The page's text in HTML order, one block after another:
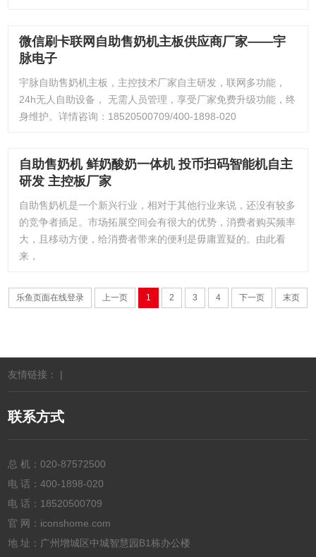
微信刷卡联网自助售奶机主板供应商厂家——宇
脉电子
宇脉自助售奶机主板，主控技术厂家自主研发，联网多功能，
24h无人自助设备， 无需人员管理，享受厂家免费升级功能，终
身维护。详情咨询：18520500709/400-1898-020
自助售奶机 鲜奶酸奶一体机 投币扫码智能机自主
研发 主控板厂家
自助售奶机是一个新兴行业，相对于其他行业来说，还没有较多
的竞争者插足。市场拓展空间会有很大的优势，消费者购买频率
大，且移动方便，给消费者带来的便利是毋庸置疑的。由此看
来，
乐鱼页面在线登录 上一页 1 2 3 4 下一页 末页
友情链接： |
联系方式
总 机：020-87572500
电 话：400-1898-020
电 话： 18520500709
官 网：iconshome.com
地 址：广州增城区中城智慧园B1栋办公楼